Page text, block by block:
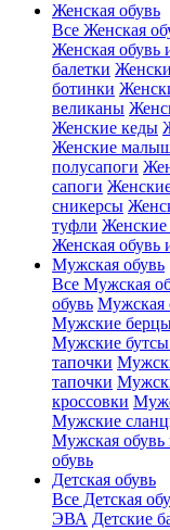
Женская обувь
Все Женская
Женская
балетки
ботинки
великаны
Женские кеды
Женские
полусапоги
сапоги
сникерсы
туфли Женские
Женская обувь
Мужская обувь
Все Мужская
обувь Мужская
Мужские
Мужские бутсы
тапочки
тапочки
кроссовки
Мужские
Мужская обувь
обувь
Детская обувь
Все Детская
ЭВА Детские